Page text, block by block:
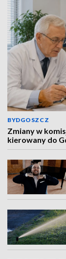
BYDGOSZCZ
Zmiany w
kierowany do